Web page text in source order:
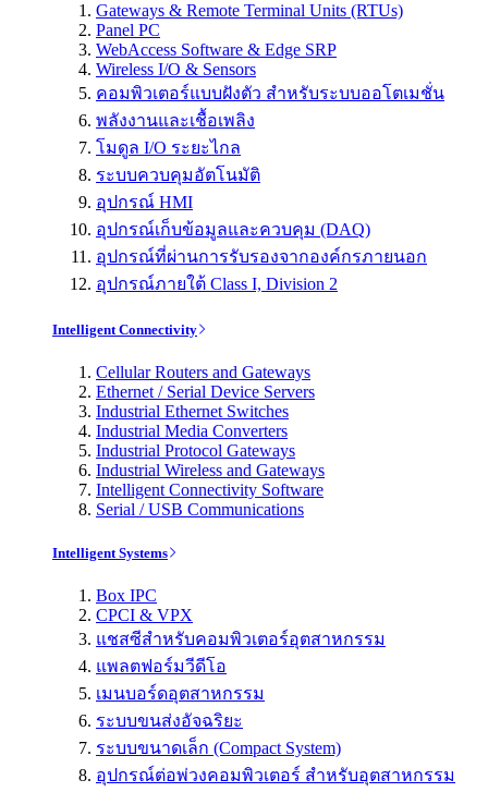
Gateways & Remote Terminal Units (RTUs)
Panel PC
WebAccess Software & Edge SRP
Wireless I/O & Sensors
คอมพิวเตอร์แบบฝังตัว สำหรับระบบออโตเมชั่น
พลังงานและเชื้อเพลิง
โมดูล I/O ระยะไกล
ระบบควบคุมอัตโนมัติ
อุปกรณ์ HMI
อุปกรณ์เก็บข้อมูลและควบคุม (DAQ)
อุปกรณ์ที่ผ่านการรับรองจากองค์กรภายนอก
อุปกรณ์ภายใต้ Class I, Division 2
Intelligent Connectivity
Cellular Routers and Gateways
Ethernet / Serial Device Servers
Industrial Ethernet Switches
Industrial Media Converters
Industrial Protocol Gateways
Industrial Wireless and Gateways
Intelligent Connectivity Software
Serial / USB Communications
Intelligent Systems
Box IPC
CPCI & VPX
แชสซีสำหรับคอมพิวเตอร์อุตสาหกรรม
แพลตฟอร์มวีดีโอ
เมนบอร์ดอุตสาหกรรม
ระบบขนส่งอัจฉริยะ
ระบบขนาดเล็ก (Compact System)
อุปกรณ์ต่อพ่วงคอมพิวเตอร์ สำหรับอุตสาหกรรม